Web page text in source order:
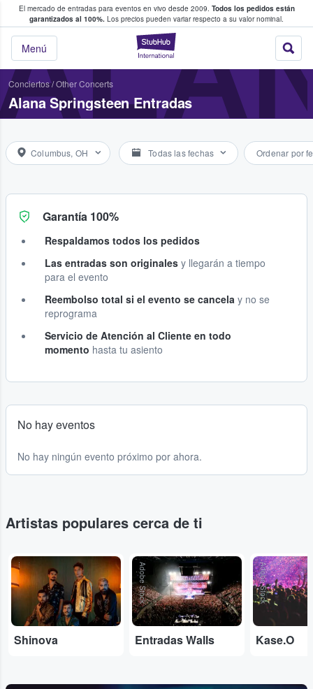
El mercado de entradas para eventos en vivo desde 2009. Todos los pedidos están
garantizados al 100%. Los precios pueden variar respecto a su valor nominal.
StubHub:
Menú
y venta de entradas entre fans
Conciertos/Other Concerts
Alana Springsteen Entradas
Columbus, OH Todas las fechas Ordenar por
Garantía 100%
Respaldamos todos los pedidos
Las entradas son originales y llegarán a tiempo
para el evento
Reembolso total si el evento se cancela y no se
reprograma
Servicio de Atención al Cliente en todo
momento hasta tu asiento
No hay eventos
No hay ningún evento próximo por ahora.
Artistas populares cerca de ti
...
Shinova
Adobe Stock
Entradas Walls
Adobe Stock
Kase.O